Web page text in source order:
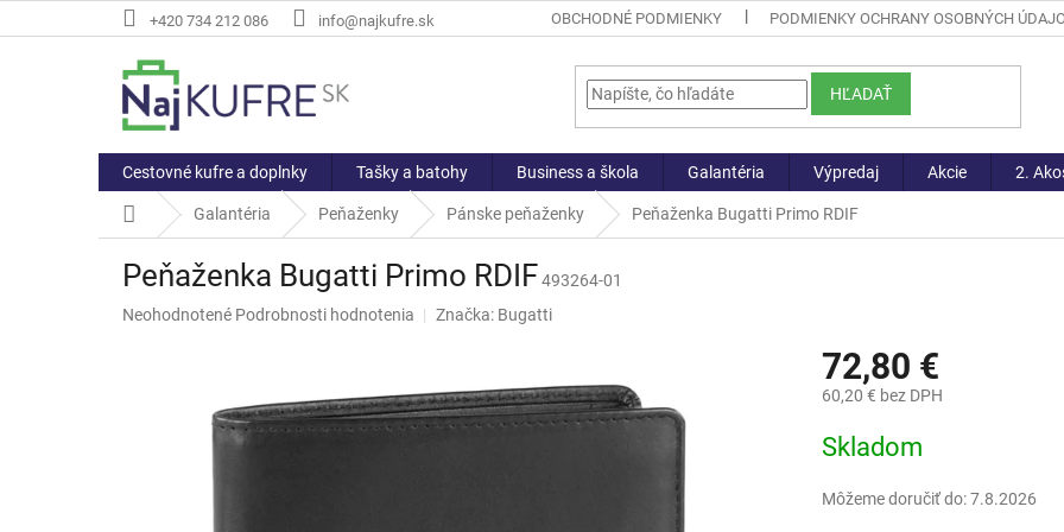
na
+420 734 212 086 info@najkufre.sk OBCHODNÉ PODMIENKY PODMIENKY OCHRANY OSOBNÝCH
HĽADAŤ
Cestovné kufre a doplnky Tašky a batohy Business a škola Galantéria Výpredaj Akcie 2.
DomovGalantéria Peňaženky Pánske peňaženky Peňaženka Bugatti Primo RDIF
Peňaženka Bugatti Primo RDIF493264-01
Priemerné
Neohodnotené Podrobnosti hodnotenia Značka: Bugatti
72,80 €
60,20 € bez DPH
cena:
Skladom
Môžeme doručiť do:7.8.2026